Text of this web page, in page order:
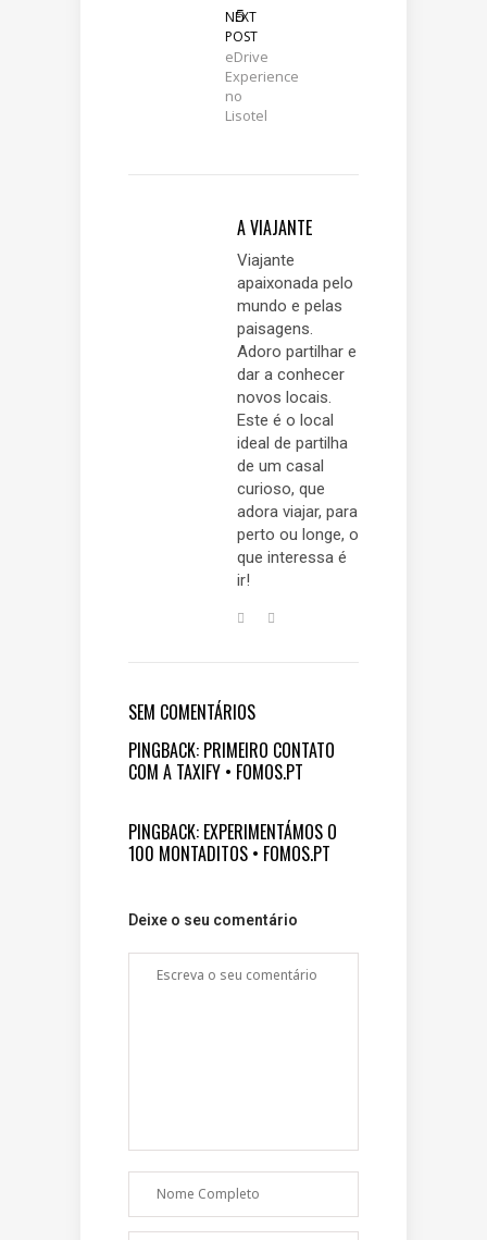
NEXT
POST
eDrive
Experience
no
Lisotel
A VIAJANTE
Viajante
apaixonada pelo
mundo e pelas
paisagens.
Adoro partilhar e
dar a conhecer
novos locais.
Este é o local
ideal de partilha
de um casal
curioso, que
adora viajar, para
perto ou longe, o
que interessa é
ir!
SEM COMENTÁRIOS
PINGBACK: PRIMEIRO CONTATO
COM A TAXIFY • FOMOS.PT
PINGBACK: EXPERIMENTÁMOS O
100 MONTADITOS • FOMOS.PT
Deixe o seu comentário